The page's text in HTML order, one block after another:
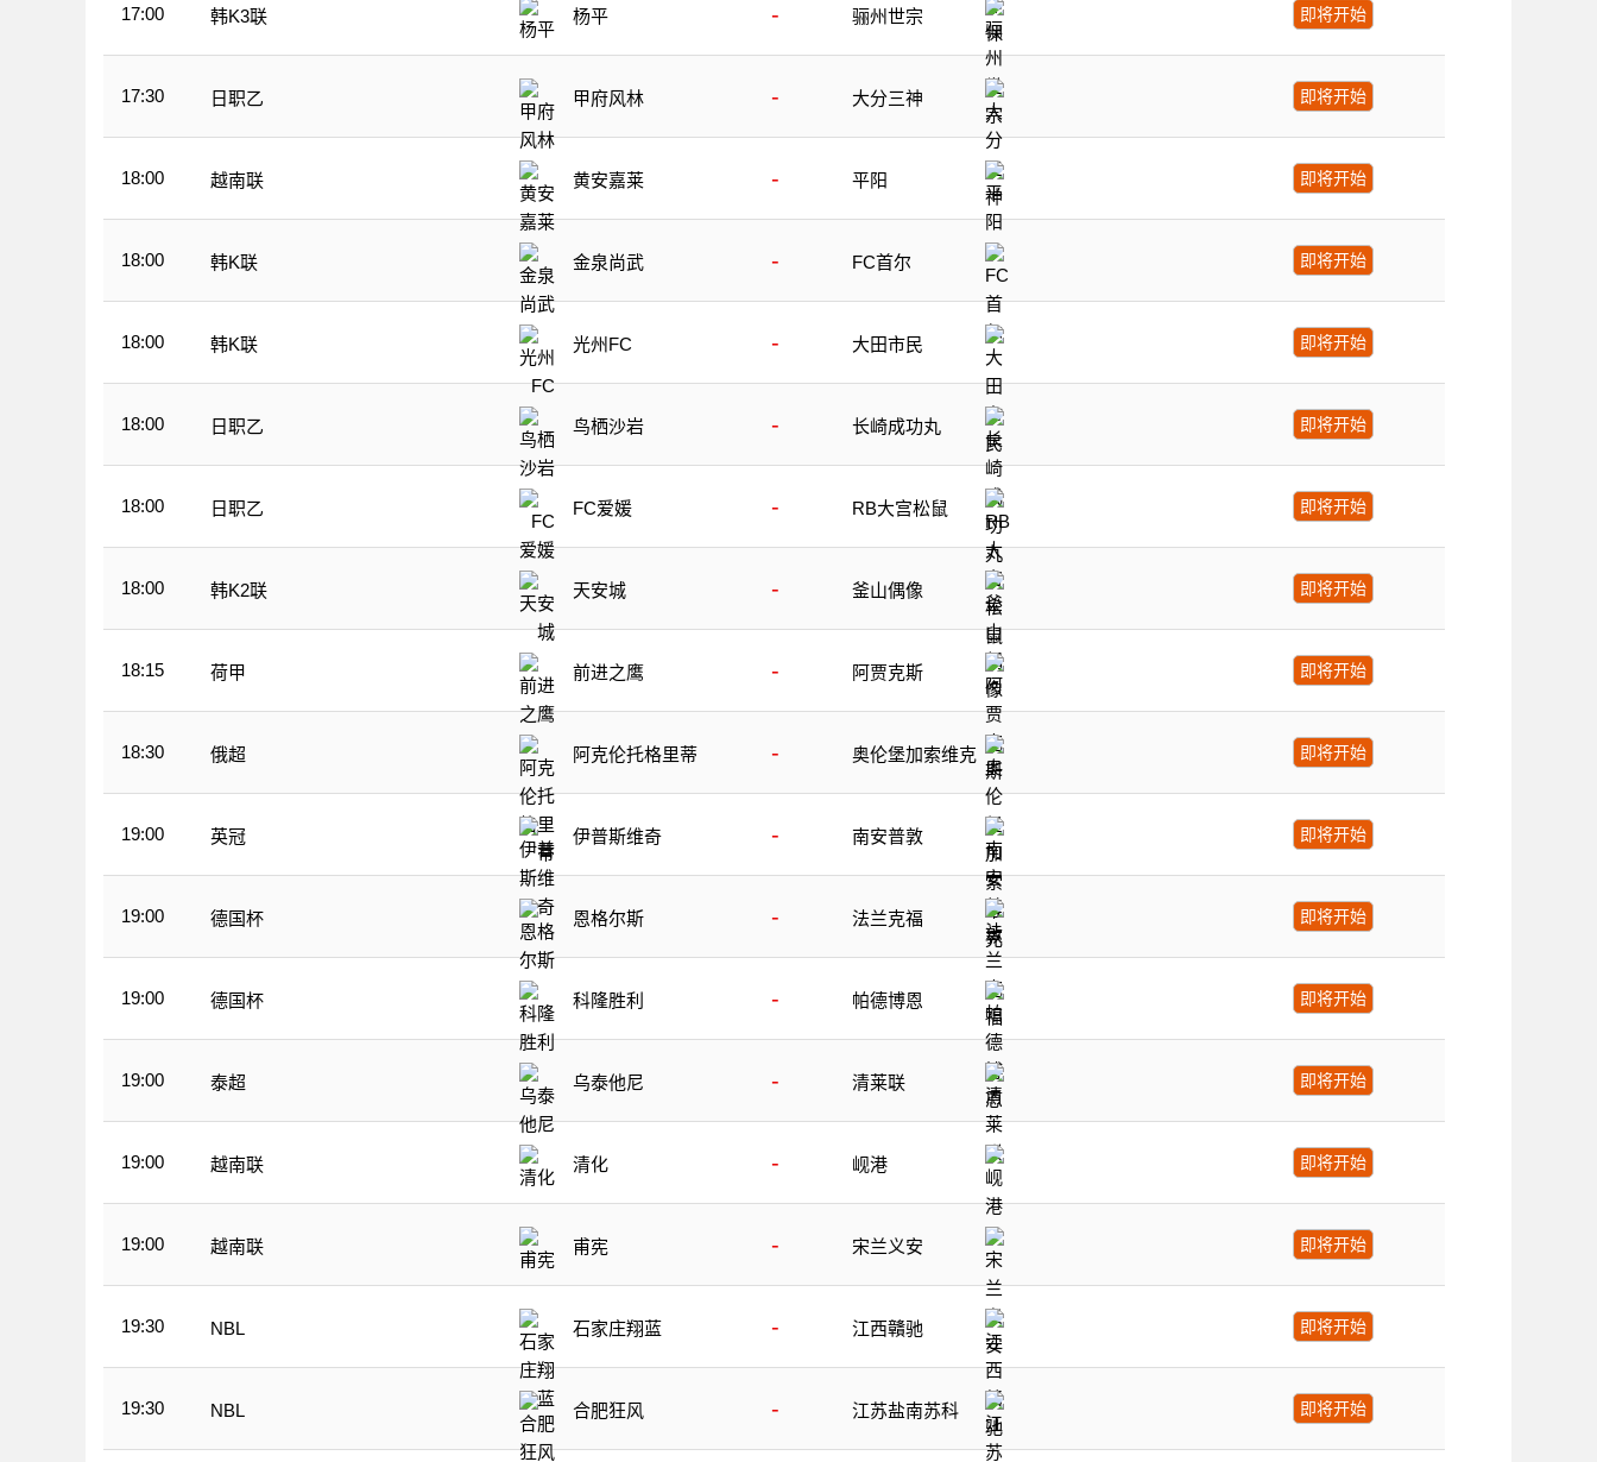
17:00 韩K3联 杨平 - 骊州世宗 即将开始
17:30 日职乙 甲府风林 - 大分三神 即将开始
18:00 越南联 黄安嘉莱 - 平阳 即将开始
18:00 韩K联 金泉尚武 - FC首尔 即将开始
18:00 韩K联 光州FC - 大田市民 即将开始
18:00 日职乙 鸟栖沙岩 - 长崎成功丸 即将开始
18:00 日职乙 FC爱媛 - RB大宫松鼠 即将开始
18:00 韩K2联 天安城 - 釜山偶像 即将开始
18:15 荷甲 前进之鹰 - 阿贾克斯 即将开始
18:30 俄超 阿克伦托格里蒂 - 奥伦堡加索维克 即将开始
19:00 英冠 伊普斯维奇 - 南安普敦 即将开始
19:00 德国杯 恩格尔斯 - 法兰克福 即将开始
19:00 德国杯 科隆胜利 - 帕德博恩 即将开始
19:00 泰超 乌泰他尼 - 清莱联 即将开始
19:00 越南联 清化 - 岘港 即将开始
19:00 越南联 甫宪 - 宋兰义安 即将开始
19:30 NBL 石家庄翔蓝 - 江西贛驰 即将开始
19:30 NBL 合肥狂风 - 江苏盐南苏科 即将开始